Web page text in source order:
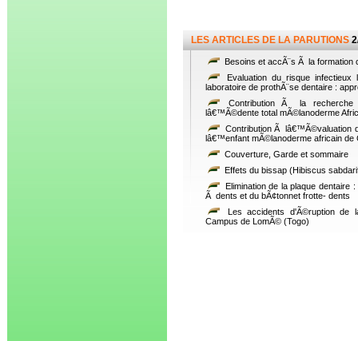
LES ARTICLES DE LA PARUTIONS
Besoins et accÃ¨s Ã la
Evaluation du risque
laboratoire de prothÃ¨se dentaire :
Contribution Ã la recherche
lâ€™Ã©dente total mÃ©lanoderme
Contribution Ã lâ€™Ã©valuation
lâ€™enfant mÃ©lanoderme africain de
Couverture, Garde et sommaire
Effets du bissap (Hibiscus
Elimination de la plaque
Ã dents et du bÃ¢tonnet frotte- dents
Les accidents d'Ã©ruption de
Campus de LomÃ© (Togo)